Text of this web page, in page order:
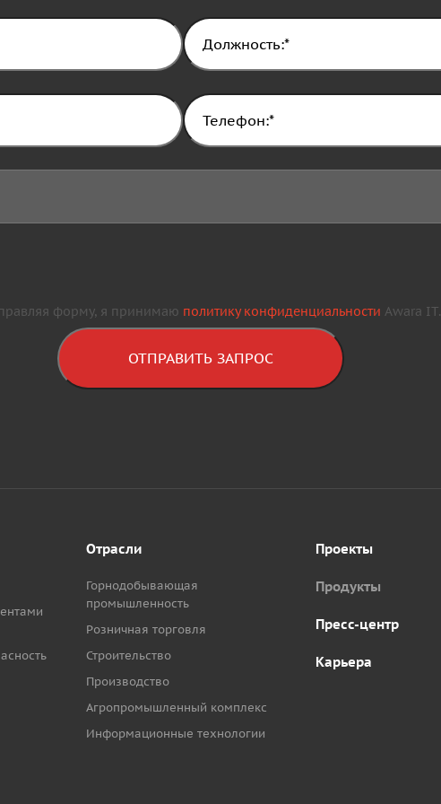
форму, я принимаю политику конфиденциальности Awara IT.
ОТПРАВИТЬ ЗАПРОС
Отрасли
Горнодобывающая
промышленность
Розничная торговля
Строительство
Производство
Агропромышленный комплекс
Информационные технологии
Проекты
Продукты
Пресс-центр
Карьера